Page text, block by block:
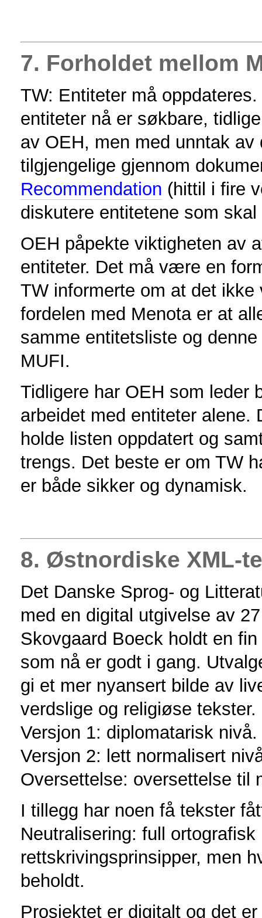
7. Forholdet mellom
TW: Entiteter må
entiteter nå er søkbare,
av OEH, men med unntak
tilgjengelige gjennom
Recommendation (hittil i fire
diskutere entitetene som
OEH påpekte viktigheten av
entiteter. Det må være en
TW informerte om at det
fordelen med Menota er at
samme entitetsliste og
MUFI.
Tidligere har OEH som leder
arbeidet med entiteter alene.
holde listen oppdatert og
trengs. Det beste er om TW
er både sikker og dynamisk.
8. Østnordiske XML-
Det Danske Sprog- og
med en digital utgivelse av
Skovgaard Boeck holdt en
som nå er godt i gang.
gi et mer nyansert bilde av
verdslige og religiøse
Versjon 1: diplomatarisk nivå.
Versjon 2: lett normalisert
Oversettelse: oversettelse til
I tillegg har noen få tekster
Neutralisering: full
rettskrivingsprinsipper, men
beholdt.
Prosjektet er digitalt og det